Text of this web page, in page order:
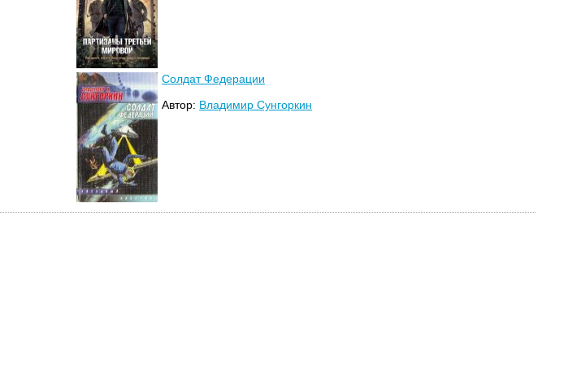
Солдат Федерации
Автор: Владимир Сунгоркин